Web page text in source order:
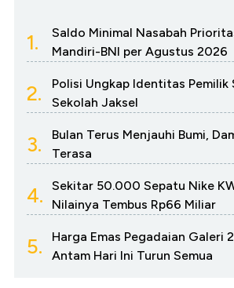
1.
Saldo Minimal Nasabah
Mandiri-BNI per Agustus 2026
2.
Polisi Ungkap Identitas Pemilik
Sekolah Jaksel
3.
Bulan Terus Menjauhi Bumi,
Terasa
4.
Sekitar 50.000 Sepatu Nike
Nilainya Tembus Rp66 Miliar
5.
Harga Emas Pegadaian Galeri
Antam Hari Ini Turun Semua